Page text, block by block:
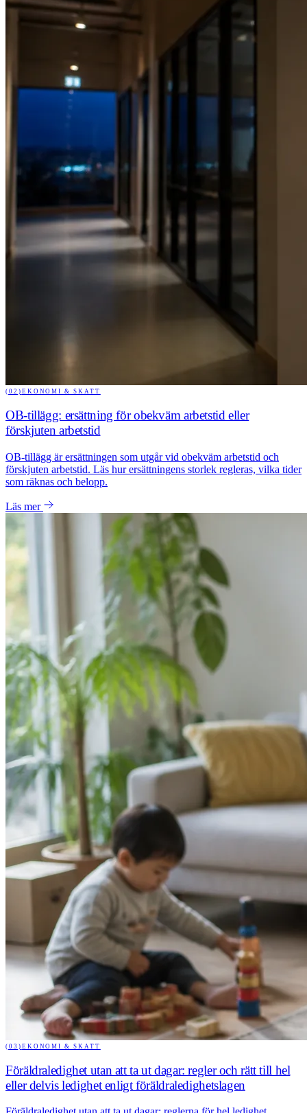
(02) EKONOMI & SKATT
OB-tillägg: ersättning för obekväm arbetstid eller
förskjuten arbetstid
OB-tillägg är ersättningen som utgår vid obekväm arbetstid och
förskjuten arbetstid. Läs hur ersättningens storlek regleras, vilka tider
som räknas och belopp.
Läs mer
(03) EKONOMI & SKATT
Föräldraledighet utan att ta ut dagar: regler och rätt till hel
eller delvis ledighet enligt föräldraledighetslagen